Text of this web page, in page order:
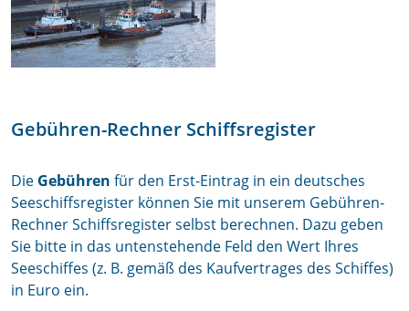
Gebühren-Rechner Schiffsregister
Die Gebühren für den Erst-Eintrag in ein deutsches
Seeschiffsregister können Sie mit unserem Gebühren-
Rechner Schiffsregister selbst berechnen. Dazu geben
Sie bitte in das untenstehende Feld den Wert Ihres
Seeschiffes (z. B. gemäß des Kaufvertrages des Schiffes)
in Euro ein.